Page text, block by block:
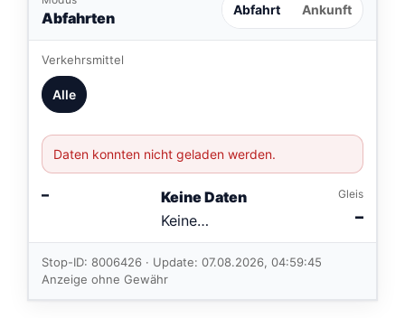
Abfahrten Abfahrt Ankunft
Verkehrsmittel
Alle
Daten konnten nicht geladen werden.
–
Keine Daten
Keine
Verbindungen
im aktuellen
Feed.
Gleis
–
Stop-ID: 8006426 · Update: 07.08.2026, 04:59:45
Anzeige ohne Gewähr